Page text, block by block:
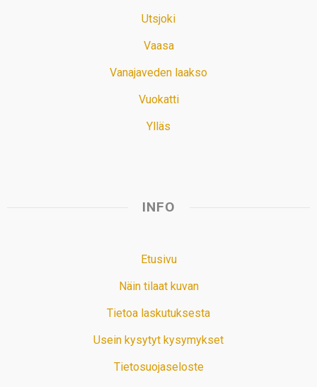
Utsjoki
Vaasa
Vanajaveden laakso
Vuokatti
Ylläs
INFO
Etusivu
Näin tilaat kuvan
Tietoa laskutuksesta
Usein kysytyt kysymykset
Tietosuojaseloste